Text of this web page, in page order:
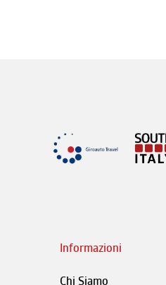
Informazioni
Chi Siamo